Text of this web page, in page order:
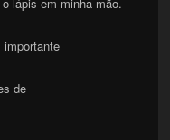
importante
de